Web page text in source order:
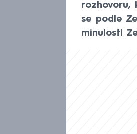
rozhovoru,
se podle
minulosti